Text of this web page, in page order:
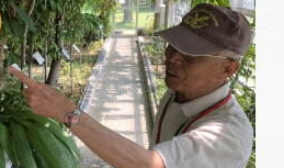
行きたいリストを見る